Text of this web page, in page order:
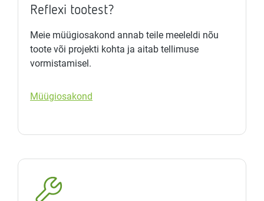
Reflexi tootest?
Meie müügiosakond annab teile meeleldi nõu
toote või projekti kohta ja aitab tellimuse
vormistamisel.
Müügiosakond